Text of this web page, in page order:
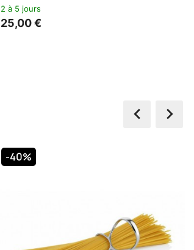
2 à 5 jours
17,40 €
-30%
 